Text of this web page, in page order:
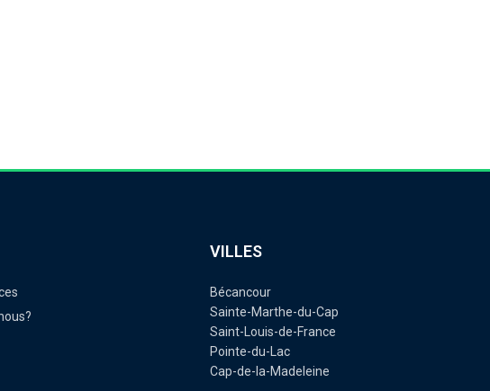
VILLES
Bécancour
Sainte-Marthe-du-Cap
Saint-Louis-de-France
Pointe-du-Lac
Cap-de-la-Madeleine